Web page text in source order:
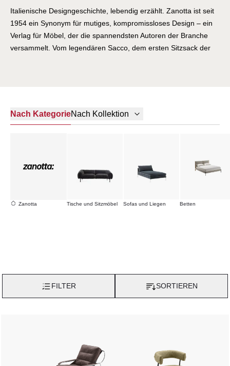
Italienische Designgeschichte, lebendig erzählt. Zanotta ist seit
1954 ein Synonym für mutiges, kompromissloses Design – ein
Verlag für Möbel, der die spannendsten Autoren der Branche
versammelt. Vom legendären Sacco, dem ersten Sitzsack der
gehören und dennoch für das Leben gemacht sind. Die Brüder
Zanotta-Möbel sind Statements für alle, die Einrichtung als
Ausdruck verstehen. Als Bekenntnis zu Design, das fordert,
nicht fertig.
Nach KategorieNach Kollektion
Zanotta Tische und Sitzmöbel Sofas und Liegen Betten
FILTER SORTIEREN